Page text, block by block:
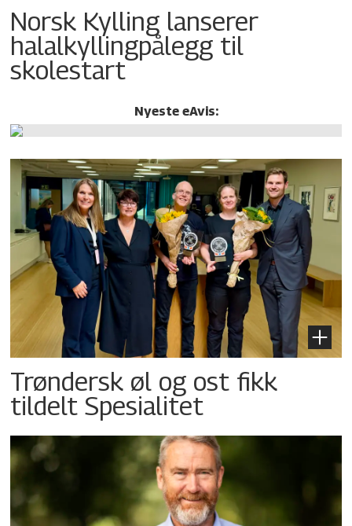
Norsk Kylling lanserer
halalkylling­pålegg til
skolestart
Nyeste eAvis:
Trøndersk øl og ost fikk
tildelt Spesialitet